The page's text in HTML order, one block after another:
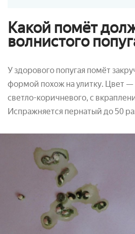
Какой помёт
волнистого
У здорового попугая помёт
формой похож на улитку. Цвет —
светло-коричневого, с
Испражняется пернатый до 50